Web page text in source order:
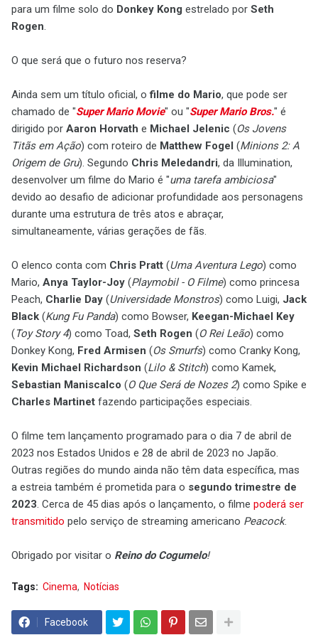
para um filme solo do Donkey Kong estrelado por Seth
Rogen.
O que será que o futuro nos reserva?
Ainda sem um título oficial, ofilme do Mario, que pode ser
chamado de "Super Mario Movie" ou "Super Mario Bros." é
dirigido por Aaron Horvath e Michael Jelenic (Os Jovens
Titãs em Ação) com roteiro de Matthew Fogel (Minions 2: A
Origem de Gru). Segundo Chris Meledandri, da Illumination,
desenvolver um filme do Mario é "uma tarefa ambiciosa"
devido ao desafio de adicionar profundidade aos personagens
durante uma estrutura de três atos e abraçar,
simultaneamente, várias gerações de fãs.
O elenco conta com Chris Pratt (Uma Aventura Lego) como
Mario, Anya Taylor-Joy (Playmobil - O Filme) como princesa
Peach, Charlie Day (Universidade Monstros) como Luigi, Jack
Black (Kung Fu Panda) como Bowser, Keegan-Michael Key
(Toy Story 4) como Toad, Seth Rogen (O Rei Leão) como
Donkey Kong, Fred Armisen (Os Smurfs) como Cranky Kong,
Kevin Michael Richardson (Lilo & Stitch) como Kamek,
Sebastian Maniscalco (O Que Será de Nozes 2) como Spike e
Charles Martinet fazendo participações especiais.
O filme tem lançamento programado para o dia 7 de abril de
2023 nos Estados Unidos e 28 de abril de 2023 no Japão.
Outras regiões do mundo ainda não têm data específica, mas
a estreia também é prometida para o segundo trimestre de
2023. Cerca de 45 dias após o lançamento, o filme poderá ser
transmitido pelo serviço de streaming americano Peacock.
Obrigado por visitar o Reino do Cogumelo!
Tags: Cinema Notícias
Facebook